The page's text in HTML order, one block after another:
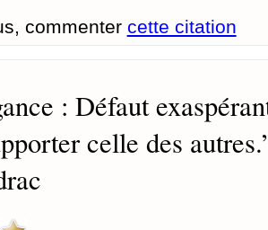
commenter cette citation
: Défaut
celle des autres.